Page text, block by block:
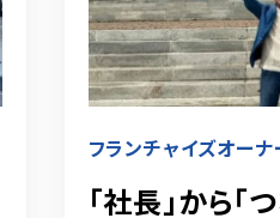
フランチャイズオーナ
「社長」から「